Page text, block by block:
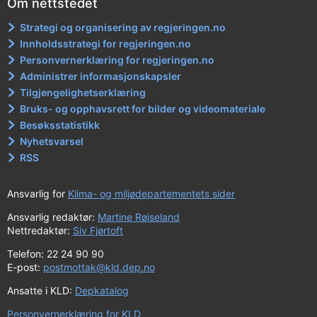
Om nettstedet
Strategi og organisering av regjeringen.no
Innholdsstrategi for regjeringen.no
Personvernerklæring for regjeringen.no
Administrer informasjonskapsler
Tilgjengelighetserklæring
Bruks- og opphavsrett for bilder og videomateriale
Besøksstatistikk
Nyhetsvarsel
RSS
Ansvarlig for Klima- og miljødepartementets sider
Ansvarlig redaktør: Martine Røiseland
Nettredaktør: Siv Fjørtoft
Telefon: 22 24 90 90
E-post: postmottak@kld.dep.no
Ansatte i KLD: Depkatalog
Personvernerklæring for KLD